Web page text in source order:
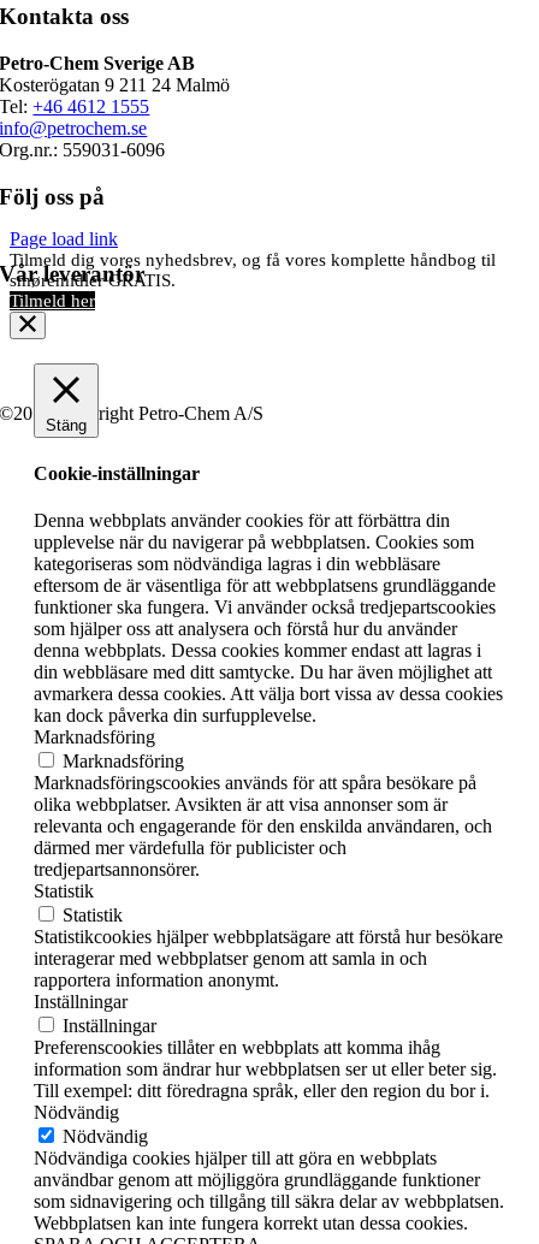
Kontakta oss
Petro-Chem Sverige AB
Kosterögatan 9 211 24 Malmö
Tel:+46 4612 1555
info@petrochem.se
Org.nr.: 559031-6096
Följ oss på
Vår leverantör
©2019 Copyright Petro-Chem A/S
Page load link
Tilmeld dig vores nyhedsbrev, og få vores komplette håndbog til
smøremidler GRATIS.
Tilmeld her
Stäng
Cookie-inställningar
Denna webbplats använder cookies för att förbättra din
upplevelse när du navigerar på webbplatsen. Cookies som
kategoriseras som nödvändiga lagras i din webbläsare
eftersom de är väsentliga för att webbplatsens grundläggande
funktioner ska fungera. Vi använder också tredjepartscookies
som hjälper oss att analysera och förstå hur du använder
denna webbplats. Dessa cookies kommer endast att lagras i
din webbläsare med ditt samtycke. Du har även möjlighet att
avmarkera dessa cookies. Att välja bort vissa av dessa cookies
kan dock påverka din surfupplevelse.
Marknadsföring
Marknadsföring
Marknadsföringscookies används för att spåra besökare på
olika webbplatser. Avsikten är att visa annonser som är
relevanta och engagerande för den enskilda användaren, och
därmed mer värdefulla för publicister och
tredjepartsannonsörer.
Statistik
Statistik
Statistikcookies hjälper webbplatsägare att förstå hur besökare
interagerar med webbplatser genom att samla in och
rapportera information anonymt.
Inställningar
Inställningar
Preferenscookies tillåter en webbplats att komma ihåg
information som ändrar hur webbplatsen ser ut eller beter sig.
Till exempel: ditt föredragna språk, eller den region du bor i.
Nödvändig
Nödvändig
Nödvändiga cookies hjälper till att göra en webbplats
användbar genom att möjliggöra grundläggande funktioner
som sidnavigering och tillgång till säkra delar av webbplatsen.
Webbplatsen kan inte fungera korrekt utan dessa cookies.